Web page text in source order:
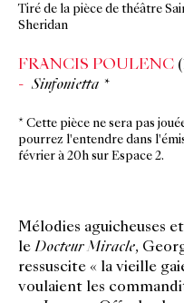
Tiré de la pièce de théâtre
Sheridan
FRANCIS POULENC
Sinfonietta *
* Cette pièce ne sera pas
pourrez l'entendre dans
février à 20h sur Espace 2.
Mélodies aguicheuses
le Docteur Miracle,
ressuscite « la vieille
voulaient les